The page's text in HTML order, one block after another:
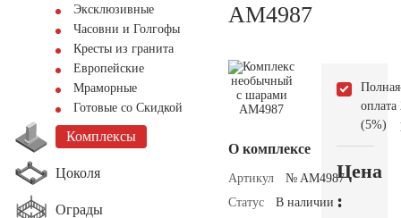
Эксклюзивные
Часовни и Голгофы
Кресты из гранита
Европейские
Мраморные
Готовые со Скидкой
Комплексы
Цоколя
Ограды
AM4987
О комплексе
Артикул
№ AM4987
Статус
В наличии
Полная
оплата
(5%)
Цена
: